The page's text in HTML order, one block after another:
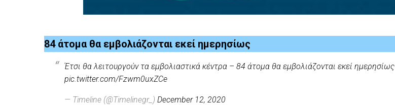
84 άτομα θα εμβολιάζονται εκεί ημερησίως
Έτσι θα λειτουργούν τα εμβολιαστικά κέντρα – 84 άτομα θα εμβολιάζονται εκεί ημερησίως
pic.twitter.com/Fzwm0uxZCe
— Timeline (@Timelinegr_) December 12, 2020